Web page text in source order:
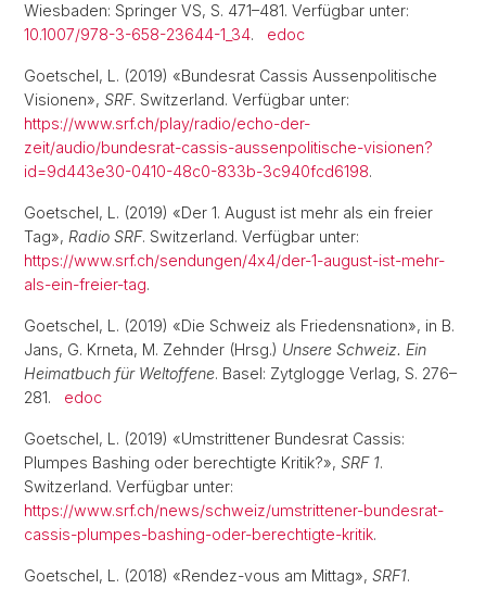
Wiesbaden: Springer VS, S. 471–481. Verfügbar unter:
10.1007/978-3-658-23644-1_34. edoc
Goetschel, L. (2019) «Bundesrat Cassis Aussenpolitische
Visionen», SRF. Switzerland. Verfügbar unter:
https://www.srf.ch/play/radio/echo-der-
zeit/audio/bundesrat-cassis-aussenpolitische-visionen?
id=9d443e30-0410-48c0-833b-3c940fcd6198.
Goetschel, L. (2019) «Der 1. August ist mehr als ein freier
Tag», Radio SRF. Switzerland. Verfügbar unter:
https://www.srf.ch/sendungen/4x4/der-1-august-ist-mehr-
als-ein-freier-tag.
Goetschel, L. (2019) «Die Schweiz als Friedensnation», in B.
Jans, G. Krneta, M. Zehnder (Hrsg.) Unsere Schweiz. Ein
Heimatbuch für Weltoffene. Basel: Zytglogge Verlag, S. 276–
281. edoc
Goetschel, L. (2019) «Umstrittener Bundesrat Cassis:
Plumpes Bashing oder berechtigte Kritik?», SRF 1.
Switzerland. Verfügbar unter:
https://www.srf.ch/news/schweiz/umstrittener-bundesrat-
cassis-plumpes-bashing-oder-berechtigte-kritik.
Goetschel, L. (2018) «Rendez-vous am Mittag», SRF1.